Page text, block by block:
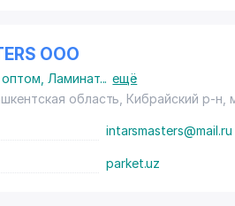
ООО
Ламинат... ещё
область, Кибрайский р-н,
intarsmasters@mail.ru
parket.uz